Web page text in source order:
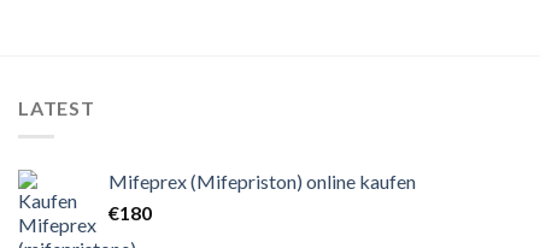
LATEST
Mifeprex (Mifepriston) online kaufen
€180